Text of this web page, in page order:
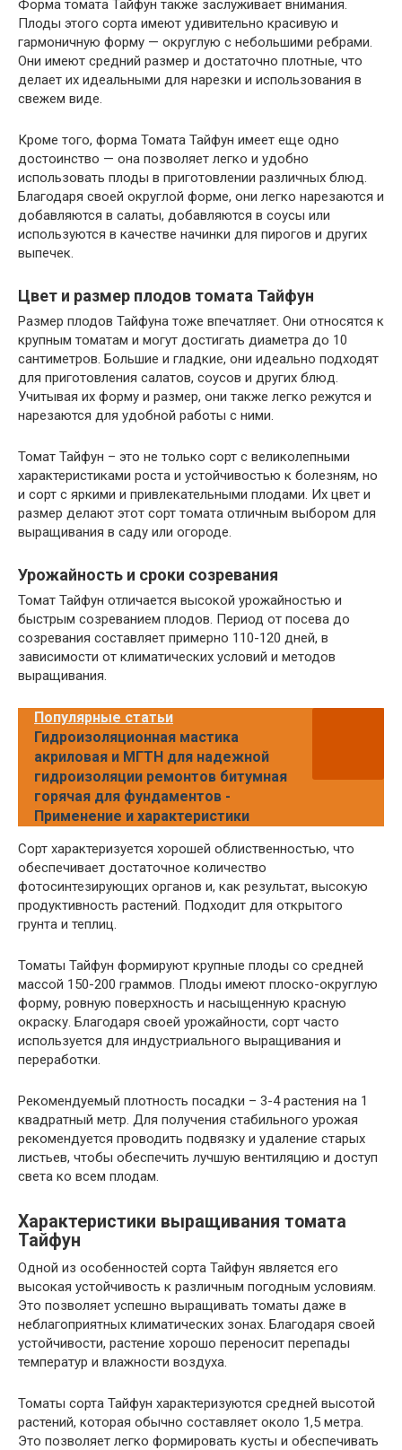
Форма томата Тайфун также заслуживает внимания.
Плоды этого сорта имеют удивительно красивую и
гармоничную форму — округлую с небольшими ребрами.
Они имеют средний размер и достаточно плотные, что
делает их идеальными для нарезки и использования в
свежем виде.
Кроме того, форма Томата Тайфун имеет еще одно
достоинство — она позволяет легко и удобно
использовать плоды в приготовлении различных блюд.
Благодаря своей округлой форме, они легко нарезаются и
добавляются в салаты, добавляются в соусы или
используются в качестве начинки для пирогов и других
выпечек.
Цвет и размер плодов томата Тайфун
Размер плодов Тайфуна тоже впечатляет. Они относятся к
крупным томатам и могут достигать диаметра до 10
сантиметров. Большие и гладкие, они идеально подходят
для приготовления салатов, соусов и других блюд.
Учитывая их форму и размер, они также легко режутся и
нарезаются для удобной работы с ними.
Томат Тайфун – это не только сорт с великолепными
характеристиками роста и устойчивостью к болезням, но
и сорт с яркими и привлекательными плодами. Их цвет и
размер делают этот сорт томата отличным выбором для
выращивания в саду или огороде.
Урожайность и сроки созревания
Томат Тайфун отличается высокой урожайностью и
быстрым созреванием плодов. Период от посева до
созревания составляет примерно 110-120 дней, в
зависимости от климатических условий и методов
выращивания.
Популярные статьи
Гидроизоляционная мастика
акриловая и МГТН для надежной
гидроизоляции ремонтов битумная
горячая для фундаментов -
Применение и характеристики
Сорт характеризуется хорошей облиственностью, что
обеспечивает достаточное количество
фотосинтезирующих органов и, как результат, высокую
продуктивность растений. Подходит для открытого
грунта и теплиц.
Томаты Тайфун формируют крупные плоды со средней
массой 150-200 граммов. Плоды имеют плоско-округлую
форму, ровную поверхность и насыщенную красную
окраску. Благодаря своей урожайности, сорт часто
используется для индустриального выращивания и
переработки.
Рекомендуемый плотность посадки – 3-4 растения на 1
квадратный метр. Для получения стабильного урожая
рекомендуется проводить подвязку и удаление старых
листьев, чтобы обеспечить лучшую вентиляцию и доступ
света ко всем плодам.
Характеристики выращивания томата
Тайфун
Одной из особенностей сорта Тайфун является его
высокая устойчивость к различным погодным условиям.
Это позволяет успешно выращивать томаты даже в
неблагоприятных климатических зонах. Благодаря своей
устойчивости, растение хорошо переносит перепады
температур и влажности воздуха.
Томаты сорта Тайфун характеризуются средней высотой
растений, которая обычно составляет около 1,5 метра.
Это позволяет легко формировать кусты и обеспечивать